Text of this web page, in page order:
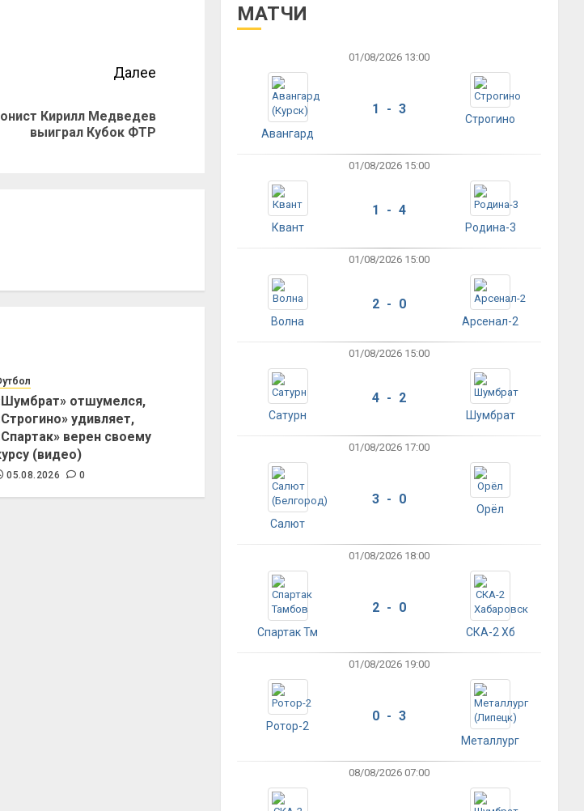
Далее
Кирилл Медведев
выиграл Кубок ФТР
отшумелся,
удивляет,
верен своему
(видео)
05.08.2026 0
МАТЧИ
01/08/2026 13:00
Авангард
1 - 3
Строгино
01/08/2026 15:00
Квант
1 - 4
Родина-3
01/08/2026 15:00
Волна
2 - 0
Арсенал-2
01/08/2026 15:00
Сатурн
4 - 2
Шумбрат
01/08/2026 17:00
Салют
3 - 0
Орёл
01/08/2026 18:00
Спартак Тм
2 - 0
СКА-2 Хб
01/08/2026 19:00
Ротор-2
0 - 3
Металлург
08/08/2026 07:00